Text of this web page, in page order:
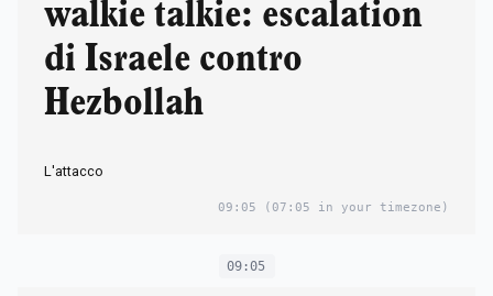
walkie talkie: escalation
di Israele contro
Hezbollah
L'attacco
09:05 (07:05 in your timezone)
09:05